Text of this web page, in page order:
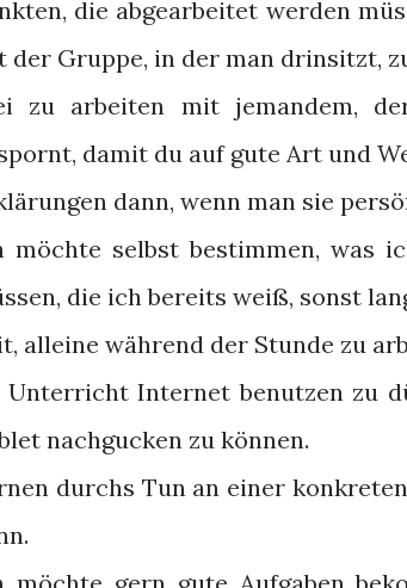
die abgearbeitet werden
der Gruppe, in der man drinsitzt,
zu arbeiten mit jemandem,
damit du auf gute Art und
dann, wenn man sie
möchte selbst bestimmen, was
die ich bereits weiß, sonst
alleine während der Stunde zu
Unterricht Internet benutzen zu
nachgucken zu können.
durchs Tun an einer